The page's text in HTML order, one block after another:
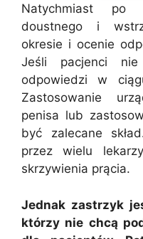
Natychmiast po
doustnego i
okresie i ocenie
Jeśli pacjenci nie
odpowiedzi w
Zastosowanie
penisa lub
być zalecane
przez wielu
skrzywienia prącia.
Jednak zastrzyk
którzy nie chcą